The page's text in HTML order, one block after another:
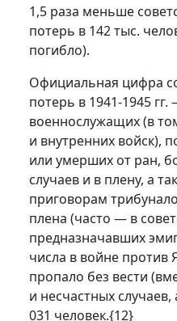
1,5 раза меньше
потерь в 142 тыс.
погибло).
Официальная цифра
потерь в 1941-1945 гг.
военнослужащих (в
и внутренних войск),
или умерших от ран,
случаев и в плену, а
приговорам
плена (часто — в
предназначавших
числа в войне против
пропало без вести
и несчастных
031 человек.{12}